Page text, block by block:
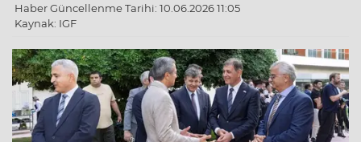
Haber Güncellenme Tarihi: 10.06.2026 11:05
Kaynak: IGF